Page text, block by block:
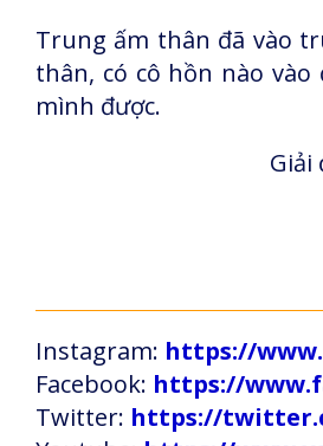
Trung ấm thân đã vào
thân, có cô hồn nào
mình được.
Giải
Instagram: https://
Facebook: https://
Twitter: https://